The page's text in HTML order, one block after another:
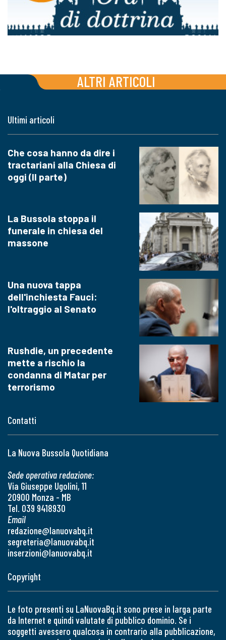
ALTRI ARTICOLI
Contatti
La Nuova Bussola Quotidiana
Sede operativa redazione:
Via Giuseppe Ugolini, 11
20900 Monza - MB
Tel. 039 9418930
Email
redazione@lanuovabq.it
segreteria@lanuovabq.it
inserzioni@lanuovabq.it
Ultimi articoli
Che cosa hanno da dire i
tractariani alla Chiesa di
oggi (II parte)
La Bussola stoppa il
funerale in chiesa del
massone
Una nuova tappa
dell'inchiesta Fauci:
l'oltraggio al Senato
Rushdie, un precedente
mette a rischio la
condanna di Matar per
terrorismo
Copyright
Le foto presenti su LaNuovaBq.it sono prese in larga parte
da Internet e quindi valutate di pubblico dominio. Se i
soggetti avessero qualcosa in contrario alla pubblicazione,